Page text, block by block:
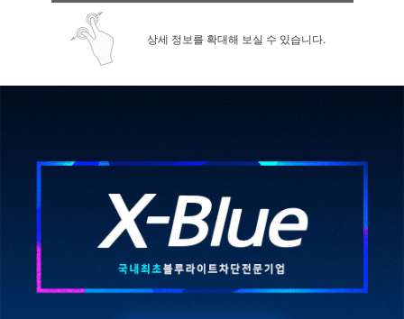
상세 정보를 확대해 보실 수 있습니다.